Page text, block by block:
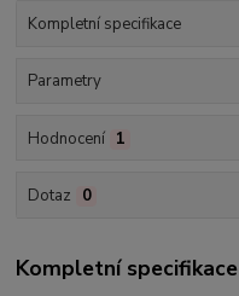
Kompletní specifikace
Parametry
Hodnocení 1
Dotaz 0
Kompletní specifikace